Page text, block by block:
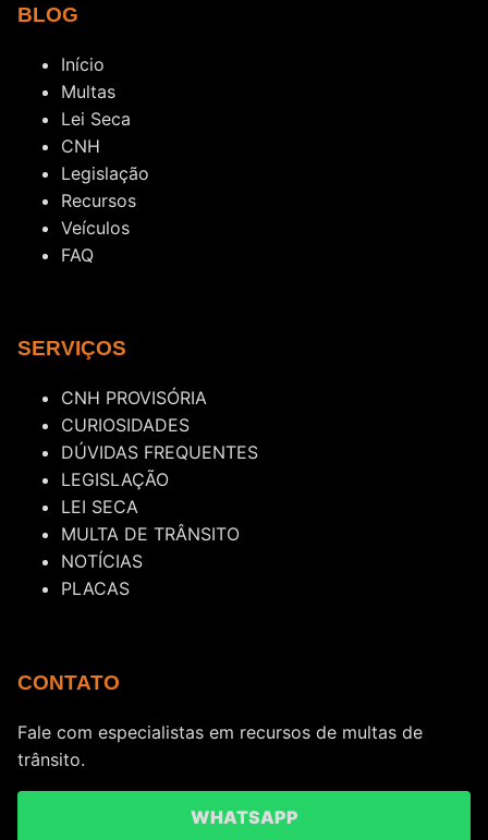
BLOG
Início
Multas
Lei Seca
CNH
Legislação
Recursos
Veículos
FAQ
SERVIÇOS
CNH PROVISÓRIA
CURIOSIDADES
DÚVIDAS FREQUENTES
LEGISLAÇÃO
LEI SECA
MULTA DE TRÂNSITO
NOTÍCIAS
PLACAS
CONTATO
Fale com especialistas em recursos de multas de
trânsito.
WHATSAPP